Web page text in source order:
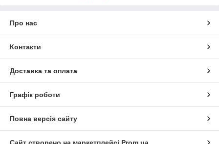
Про нас
Контакти
Доставка та оплата
Графік роботи
Повна версія сайту